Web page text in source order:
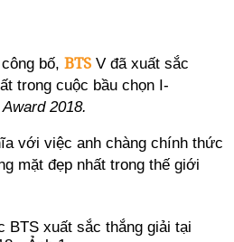
bố, BTS V đã xuất sắc
trong cuộc bầu chọn I-
2018.
với việc anh chàng chính thức
mặt đẹp nhất trong thế giới